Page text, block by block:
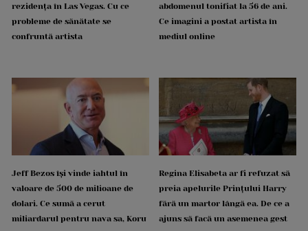
rezidența în Las Vegas. Cu ce
probleme de sănătate se
confruntă artista
abdomenul tonifiat la 56 de ani.
Ce imagini a postat artista în
mediul online
Jeff Bezos își vinde iahtul în
valoare de 500 de milioane de
dolari. Ce sumă a cerut
miliardarul pentru nava sa, Koru
Regina Elisabeta ar fi refuzat să
preia apelurile Prințului Harry
fără un martor lângă ea. De ce a
ajuns să facă un asemenea gest